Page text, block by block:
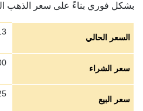
بشكل فوري بناءً على سعر الذهب
السعر الحالي
سعر الشراء
سعر البيع